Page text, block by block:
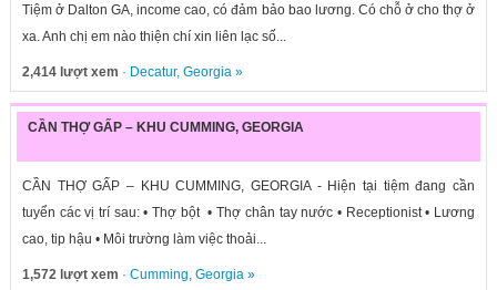
Tiệm ở Dalton GA, income cao, có đảm bảo bao lương. Có chỗ ở cho thợ ở
xa. Anh chị em nào thiện chí xin liên lạc số...
2,414 lượt xem · Decatur, Georgia»
CẦN THỢ GẤP – KHU CUMMING, GEORGIA
CẦN THỢ GẤP – KHU CUMMING, GEORGIA - Hiện tại tiệm đang cần
tuyển các vị trí sau: • Thợ bột • Thợ chân tay nước • Receptionist • Lương
cao, tip hậu • Môi trường làm việc thoải...
1,572 lượt xem · Cumming, Georgia»